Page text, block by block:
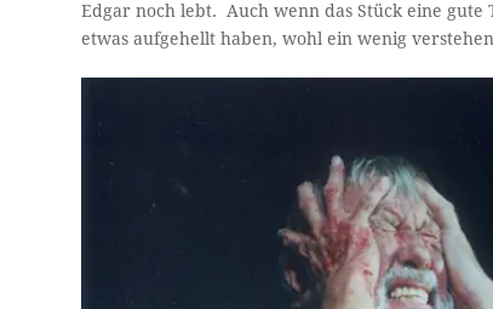
Edgar noch lebt. Auch wenn das Stück eine
etwas aufgehellt haben, wohl ein wenig